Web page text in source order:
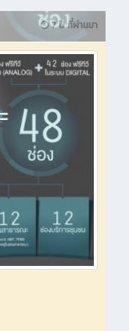
7 ปี ที่ผ่านมา